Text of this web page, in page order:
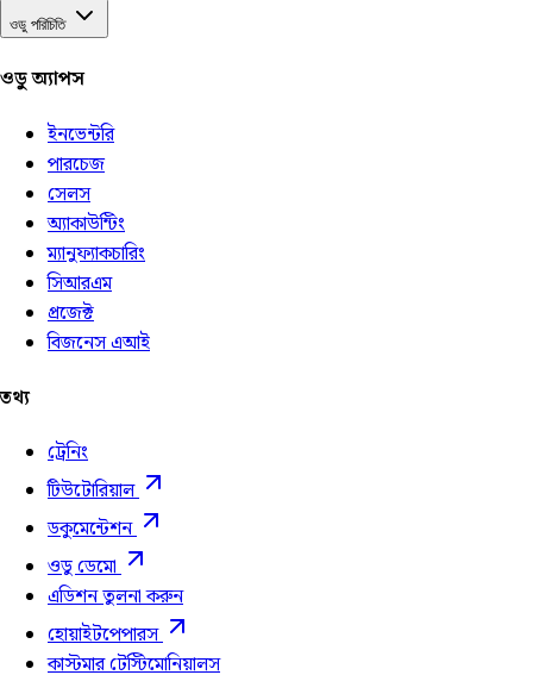
ওডু পরিচিতি
ওডু অ্যাপস
ইনভেন্টরি
পারচেজ
সেলস
অ্যাকাউন্টিং
ম্যানুফ্যাকচারিং
সিআরএম
প্রজেক্ট
বিজনেস এআই
তথ্য
ট্রেনিং
টিউটোরিয়াল
ডকুমেন্টেশন
ওডু ডেমো
এডিশন তুলনা করুন
হোয়াইটপেপারস
কাস্টমার টেস্টিমোনিয়ালস